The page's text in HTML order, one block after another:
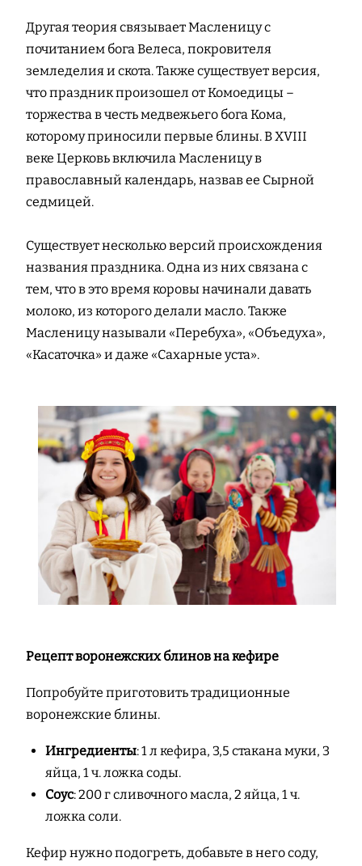
Другая теория связывает Масленицу с
почитанием бога Велеса, покровителя
земледелия и скота. Также существует версия,
что праздник произошел от Комоедицы –
торжества в честь медвежьего бога Кома,
которому приносили первые блины. В XVIII
веке Церковь включила Масленицу в
православный календарь, назвав ее Сырной
седмицей.
Существует несколько версий происхождения
названия праздника. Одна из них связана с
тем, что в это время коровы начинали давать
молоко, из которого делали масло. Также
Масленицу называли «Перебуха», «Объедуха»,
«Касаточка» и даже «Сахарные уста».
Рецепт воронежских блинов на кефире
Попробуйте приготовить традиционные
воронежские блины.
Ингредиенты: 1 л кефира, 3,5 стакана муки, 3
яйца, 1 ч. ложка соды.
Соус: 200 г сливочного масла, 2 яйца, 1 ч.
ложка соли.
Кефир нужно подогреть, добавьте в него соду,